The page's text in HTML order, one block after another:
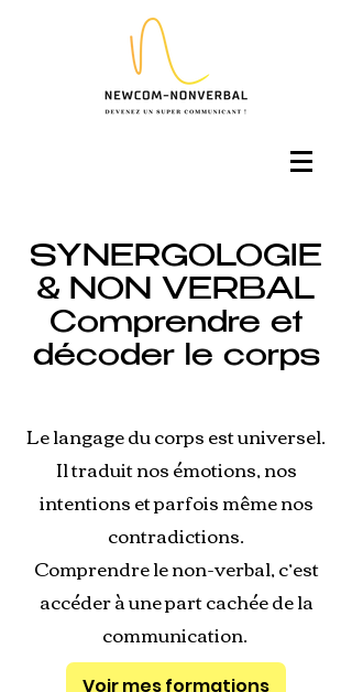
SYNERGOLOGIE
& NON VERBAL
Comprendre et
décoder le corps
Le langage du corps est universel.
Il traduit nos émotions, nos
intentions et parfois même nos
contradictions.
Comprendre le non-verbal, c’est
accéder à une part cachée de la
communication.
Voir mes formations